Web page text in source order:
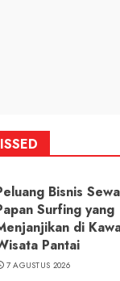
Bisnis Sewa
Surfing yang
di
Pantai
7 AGUSTUS 2026